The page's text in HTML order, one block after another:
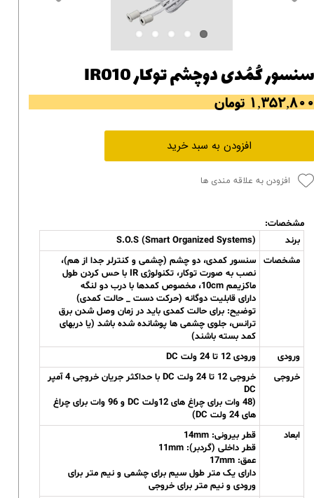
سنسور کُمُدی دوچشم توکار IR010
۱,۳۵۲,۸۰۰ تومان
افزودن به سبد خرید
افزودن به علاقه مندی ها
مشخصات:
برند
S.O.S (Smart Organized Systems)
مشخصات
سنسور کمدی، دو چشم (چشمی و کنترلر جدا از هم)،
نصب به صورت توکار، تکنولوژی IR با حس کردن طول
ماکزیمم 10cm، مخصوص کمدها با درب دو لنگه
دارای قابلیت دوگانه (حرکت دست _ حالت کمدی)
توضیح: برای حالت کمدی باید در زمان وصل شدن برق
ترانس، جلوی چشمی ها پوشانده شده باشد (یا دربهای
کمد بسته باشند)
ورودی
ورودی 12 تا 24 ولت DC
خروجی
خروجی 12 تا 24 ولت DC با حداکثر جریان خروجی 4 آمپر
DC
(48 وات برای چراغ های 12ولت DC و 96 وات برای چراغ
های 24 ولت DC)
ابعاد
قطر بیرونی: 14mm
قطر داخلی (گردبر): 11mm
عمق: 17mm
دارای یک متر طول سیم برای چشمی و نیم متر برای
ورودی و نیم متر برای خروجی